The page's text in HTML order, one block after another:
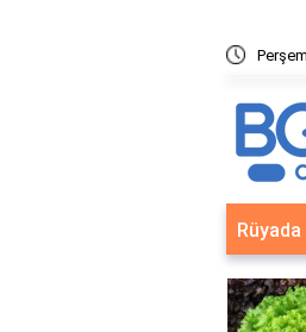
Sistemleri: Akıllı Kilit ve Çelik Gövde